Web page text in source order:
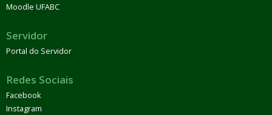
Moodle UFABC
Servidor
Portal do Servidor
Redes Sociais
Facebook
Instagram